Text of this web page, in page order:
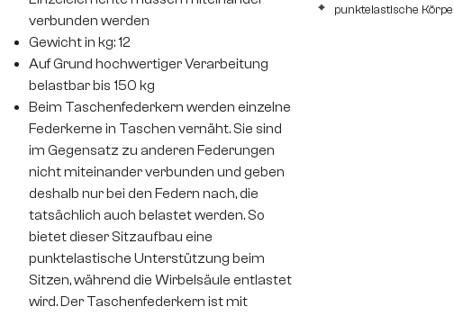
punktelastische
verbunden werden
Gewicht in kg: 12
Auf Grund hochwertiger Verarbeitung
belastbar bis 150 kg
Beim Taschenfederkern werden einzelne
Federkerne in Taschen vernäht. Sie sind
im Gegensatz zu anderen Federungen
nicht miteinander verbunden und geben
deshalb nur bei den Federn nach, die
tatsächlich auch belastet werden. So
bietet dieser Sitzaufbau eine
punktelastische Unterstützung beim
Sitzen, während die Wirbelsäule entlastet
wird. Der Taschenfederkern ist mit